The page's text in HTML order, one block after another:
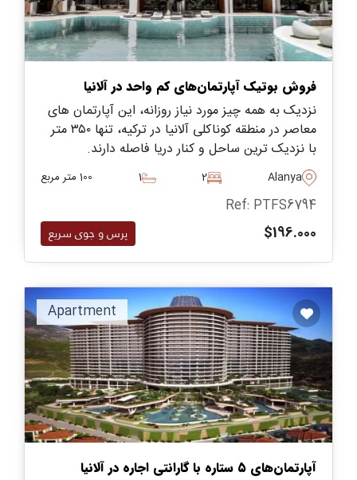
فروش بوتیک آپارتمان‌های کم واحد در آلانیا
نزدیک به همه چیز مورد نیاز روزانه، این آپارتمان های
معاصر در منطقه کوناکلی آلانیا در ترکیه، تنها ۳۵۰ متر
با نزدیک ترین ساحل و کنار دریا فاصله دارند.
Alanya
2
1 100 متر مربع
Ref: PTFS6794
$196.000 پرس و جوی سریع
Apartment
آپارتمان‌های ۵ ستاره با گارانتی اجاره در آلانیا